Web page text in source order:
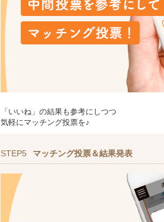
「いいね」の結果も参考にしつつ
気軽にマッチング投票を♪
STEP5 マッチング投票＆結果発表